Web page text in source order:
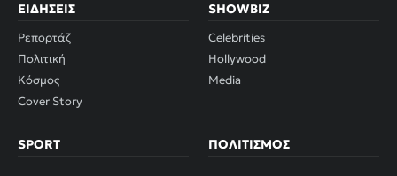
ΕΙΔΉΣΕΙΣ
Ρεπορτάζ
Πολιτική
Κόσμος
Cover Story
SHOWBIZ
Celebrities
Hollywood
Media
SPORT ΠΟΛΙΤΙΣΜΌΣ